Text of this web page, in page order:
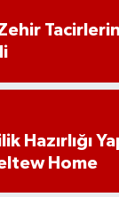
Hazırlığı
Home